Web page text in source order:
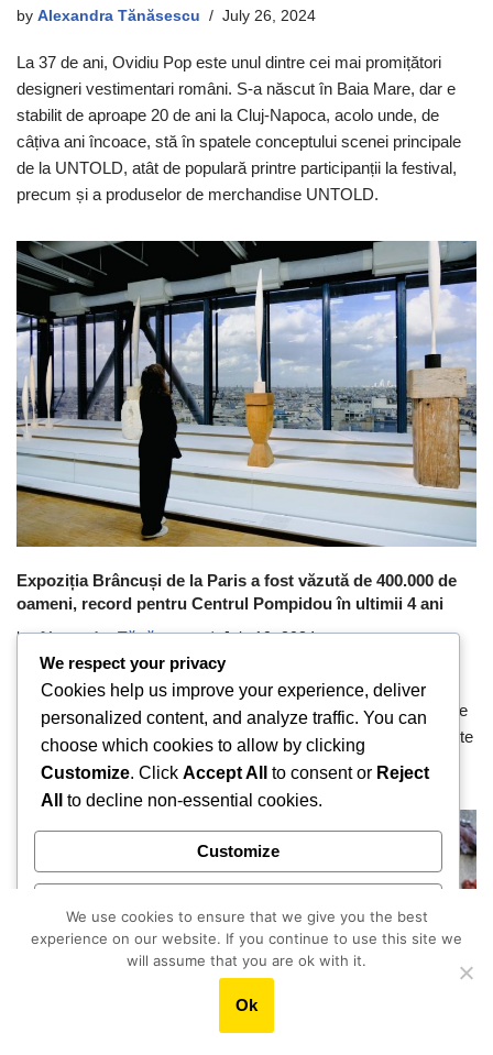
by Alexandra Tănăsescu July 26, 2024
La 37 de ani, Ovidiu Pop este unul dintre cei mai promițători
designeri vestimentari români. S-a născut în Baia Mare, dar e
stabilit de aproape 20 de ani la Cluj-Napoca, acolo unde, de
câțiva ani încoace, stă în spatele conceptului scenei principale
de la UNTOLD, atât de populară printre participanții la festival,
precum și a produselor de merchandise UNTOLD.
Expoziția Brâncuși de la Paris a fost văzută de 400.000 de
oameni, record pentru Centrul Pompidou în ultimii 4 ani
byAlexandra Tănăsescu July 10, 2024
Cea mai mare expoziție dedicată lui Constantin Brâncuși,
deschisă la Centrul Pompidou din Paris între 27 martie și 1 iulie
2024, a adunat 390.498 de vizitatori, potrivit informațiilor obținute
de Cultura la dubă de la organizatori.
We respect your privacy
Cookies help us improve your experience, deliver
personalized content, and analyze traffic. You can
choose which cookies to allow by clicking
Customize. Click Accept All to consent or Reject
All
to decline non-essential cookies.
Customize
Accept All
We use cookies to ensure that we give you the best
experience on our website. If you continue to use this site we
will assume that you are ok with it.
Ok